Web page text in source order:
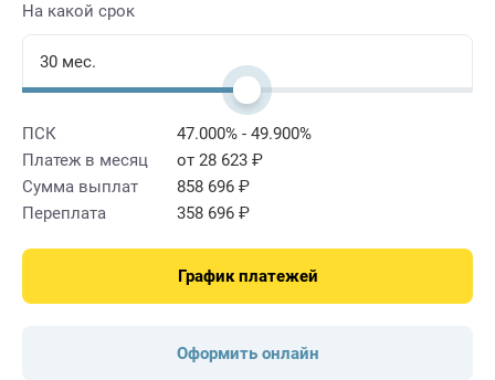
На какой срок
ПСК
47.000% - 49.900%
Платеж в месяц
от 28 623 ₽
Сумма выплат
858 696 ₽
Переплата
358 696 ₽
График платежей
Оформить онлайн